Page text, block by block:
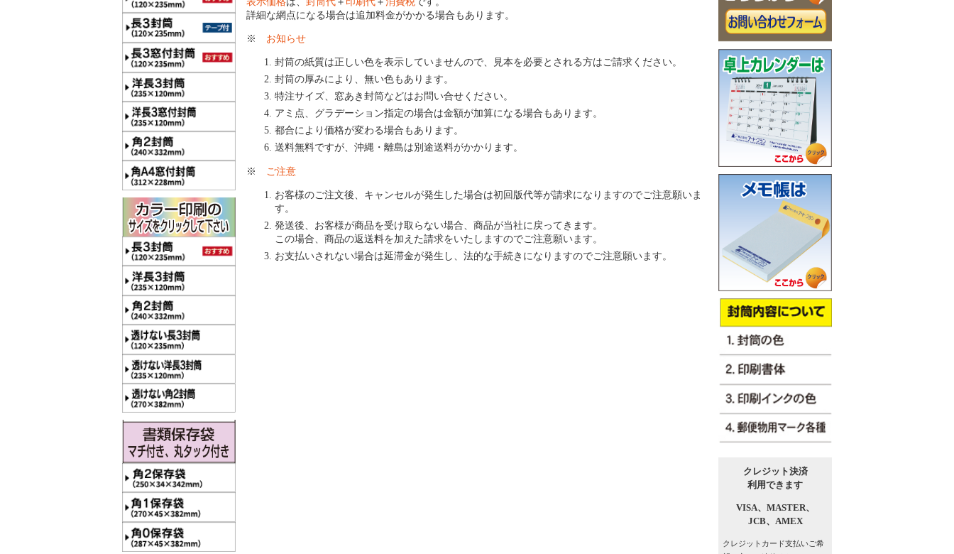
詳細な網点になる場合は追加料金がかかる場合もあります。
※ お知らせ
封筒の紙質は正しい色を表示していませんので、見本を必要とされる方はご請求ください。
封筒の厚みにより、無い色もあります。
特注サイズ、窓あき封筒などはお問い合せください。
アミ点、グラデーション指定の場合は金額が加算になる場合もあります。
都合により価格が変わる場合もあります。
送料無料ですが、沖縄・離島は別途送料がかかります。
※ ご注意
お客様のご注文後、キャンセルが発生した場合は初回版代等が請求になりますのでご注意願いま
す。
発送後、お客様が商品を受け取らない場合、商品が当社に戻ってきます。
この場合、商品の返送料を加えた請求をいたしますのでご注意願います。
お支払いされない場合は延滞金が発生し、法的な手続きになりますのでご注意願います。
クレジット決済
利用できます
VISA、 MASTER、
JCB、 AMEX
クレジットカード支払いご希